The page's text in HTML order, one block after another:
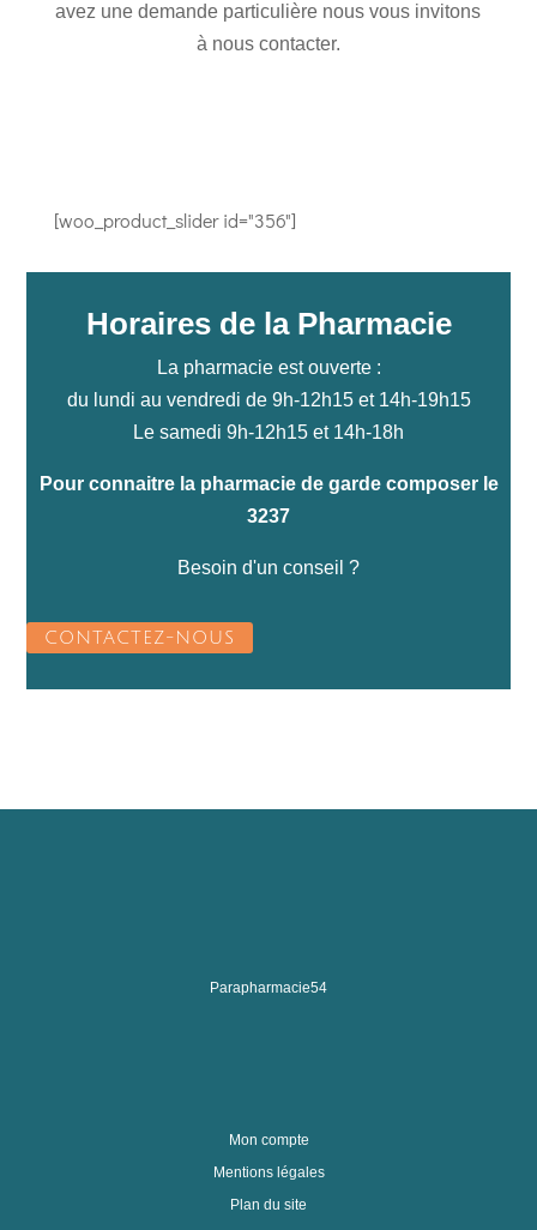
avez une demande particulière nous vous invitons
à nous contacter.
[woo_product_slider id="356"]
Horaires de la Pharmacie
La pharmacie est ouverte :
du lundi au vendredi de 9h-12h15 et 14h-19h15
Le samedi 9h-12h15 et 14h-18h
Pour connaitre la pharmacie de garde composer le
3237
Besoin d'un conseil ?
CONTACTEZ-NOUS
Parapharmacie54
Mon compte
Mentions légales
Plan du site